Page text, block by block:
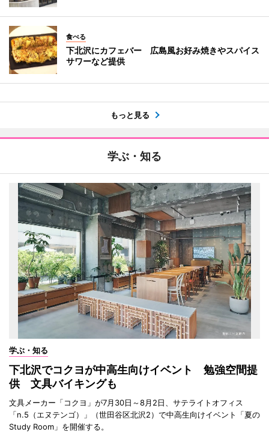
食べる
下北沢にカフェバー 広島風お好み焼きやスパイス
サワーなど提供
もっと見る
学ぶ・知る
学ぶ・知る
下北沢でコクヨが中高生向けイベント 勉強空間提
供 文具バイキングも
文具メーカー「コクヨ」が7月30日～8月2日、サテライトオフィス
「n.5（エヌテンゴ）」（世田谷区北沢2）で中高生向けイベント「夏の
Study Room」を開催する。